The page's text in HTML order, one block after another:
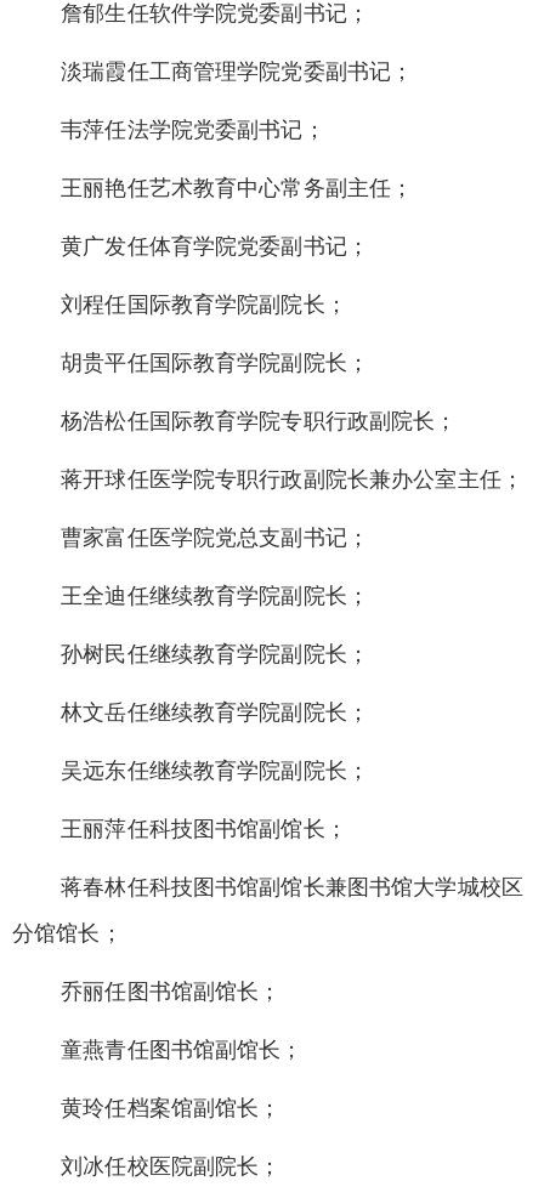
詹郁生任软件学院党委副书记；
淡瑞霞任工商管理学院党委副书记；
韦萍任法学院党委副书记；
王丽艳任艺术教育中心常务副主任；
黄广发任体育学院党委副书记；
刘程任国际教育学院副院长；
胡贵平任国际教育学院副院长；
杨浩松任国际教育学院专职行政副院长；
蒋开球任医学院专职行政副院长兼办公室主任；
曹家富任医学院党总支副书记；
王全迪任继续教育学院副院长；
孙树民任继续教育学院副院长；
林文岳任继续教育学院副院长；
吴远东任继续教育学院副院长；
王丽萍任科技图书馆副馆长；
蒋春林任科技图书馆副馆长兼图书馆大学城校区
分馆馆长；
乔丽任图书馆副馆长；
童燕青任图书馆副馆长；
黄玲任档案馆副馆长；
刘冰任校医院副院长；